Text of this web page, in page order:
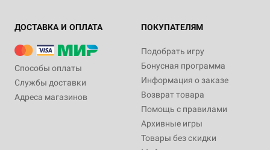
2 30+ 10+
Star Wars: Destiny. Бустер
199 ₽
2 30+ 10+
Star Wars: Destiny. "Душа
восстания" - дисплей
бустеров
5 699 ₽ 7 164 ₽
Уведомить о наличии
ДОСТАВКА И ОПЛАТА
Способы оплаты
Службы доставки
Адреса магазинов
ПОКУПАТЕЛЯМ
Подобрать игру
Бонусная программа
Информация о заказе
Возврат товара
Помощь с правилами
Архивные игры
Товары без скидки